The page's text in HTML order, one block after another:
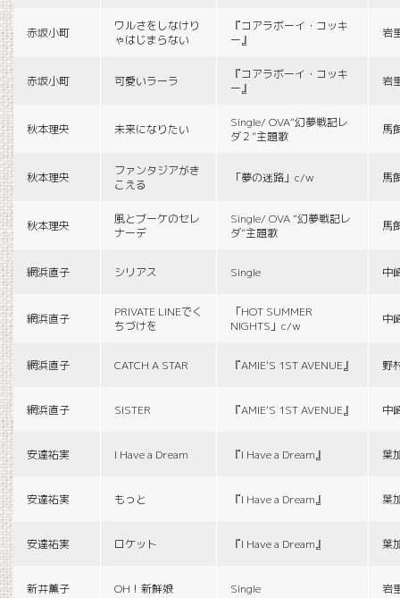
赤坂小町
ワルさをしなけり
ゃはじまらない
『コアラボーイ・コッキ
ー』
岩
赤坂小町 可愛いラーラ
『コアラボーイ・コッキ
ー』
岩
秋本理央 未来になりたい
Single/ OVA“幻夢戦記レ
ダ２”主題歌
馬
秋本理央
ファンタジアがき
こえる
「夢の迷路」c/w 馬
秋本理央
風とブーケのセレ
ナーデ
Single/ OVA “幻夢戦記レ
ダ”主題歌
馬
網浜直子 シリアス Single 中
網浜直子
PRIVATE LINEでく
ちづけを
「HOT SUMMER
NIGHTS」c/w
中
網浜直子 CATCH A STAR 『AMIE'S 1ST AVENUE』 野
網浜直子 SISTER 『AMIE'S 1ST AVENUE』 中
安達祐実 I Have a Dream 『I Have a Dream』 葉
安達祐実 もっと 『I Have a Dream』 葉
安達祐実 ロケット 『I Have a Dream』 葉
新井薫子 OH！新鮮娘 Single 岩